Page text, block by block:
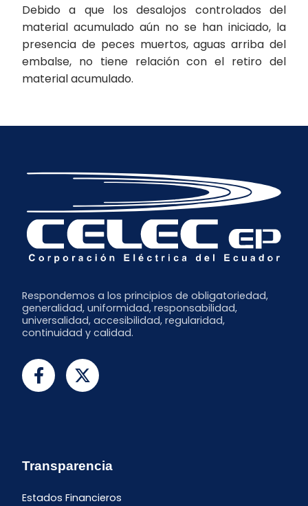
Debido a que los desalojos controlados del
material acumulado aún no se han iniciado, la
presencia de peces muertos, aguas arriba del
embalse, no tiene relación con el retiro del
material acumulado.
Respondemos a los principios de obligatoriedad,
generalidad, uniformidad, responsabilidad,
universalidad, accesibilidad, regularidad,
continuidad y calidad.
Transparencia
Estados Financieros